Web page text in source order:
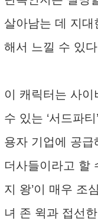
살아남는 데 지
해서 느낄 수 있
이 캐릭터는 사
수 있는 ‘서드파
용자 기업에 공급
더사들이라고 할
지 왕’이 매우 조
녀 존 윅과 접선